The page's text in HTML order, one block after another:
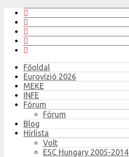
Főoldal
Eurovízió 2026
MEKE
INFE
Fórum
Fórum
Blog
Hírlista
Volt
ESC Hungary 2005-2014